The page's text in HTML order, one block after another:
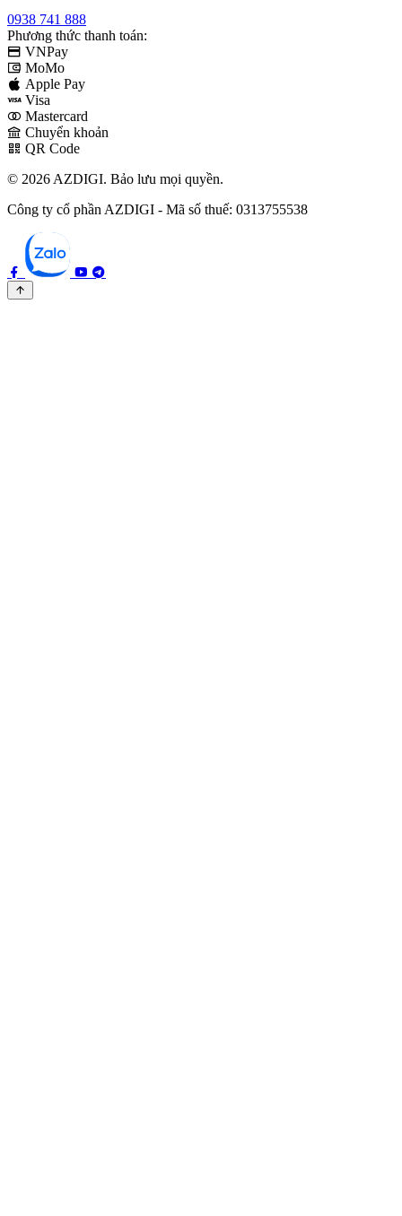
0938 741 888
Phương thức thanh toán:
VNPay
MoMo
Apple Pay
Visa
Mastercard
Chuyển khoản
QR Code
© 2026 AZDIGI. Bảo lưu mọi quyền.
Công ty cổ phần AZDIGI - Mã số thuế: 0313755538